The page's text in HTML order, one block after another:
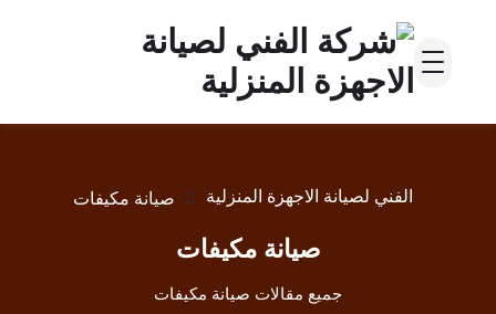
الفني لصيانة الاجهزة المنزلية صيانة مكيفات
صيانة مكيفات
جميع مقالات صيانة مكيفات